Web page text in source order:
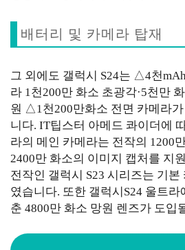
배터리 및 카메라 탑재
그 외에도 갤럭시 S24는 △4천
라 1천200만 화소 초광각·5천만
원 △1천200만화소 전면 카메라
니다. IT팁스터 아메드 콰이더에
라의 메인 카메라는 전작의 1200
2400만 화소의 이미지 캡처를 지
전작인 갤럭시 S23 시리즈는 기본
였습니다. 또한 갤럭시S24 울트
춘 4800만 화소 망원 렌즈가 도입